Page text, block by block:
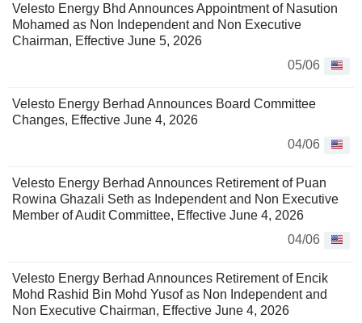
Velesto Energy Bhd Announces Appointment of Nasution
Mohamed as Non Independent and Non Executive
Chairman, Effective June 5, 2026
05/06
Velesto Energy Berhad Announces Board Committee
Changes, Effective June 4, 2026
04/06
Velesto Energy Berhad Announces Retirement of Puan
Rowina Ghazali Seth as Independent and Non Executive
Member of Audit Committee, Effective June 4, 2026
04/06
Velesto Energy Berhad Announces Retirement of Encik
Mohd Rashid Bin Mohd Yusof as Non Independent and
Non Executive Chairman, Effective June 4, 2026